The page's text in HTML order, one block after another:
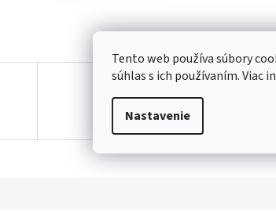
Tento web používa súbory
súhlas s ich používaním. Viac
Nastavenie